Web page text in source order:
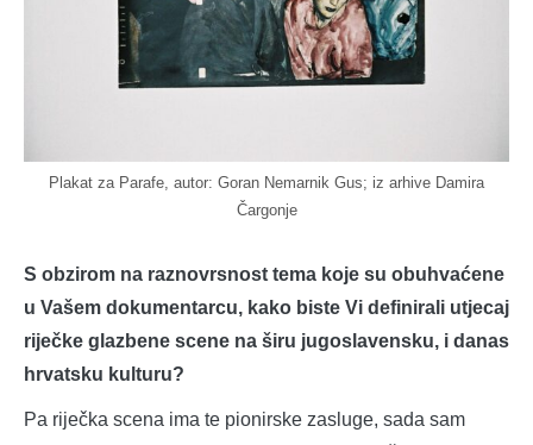
Plakat za Parafe, autor: Goran Nemarnik Gus; iz arhive Damira
Čargonje
S obzirom na raznovrsnost tema koje su obuhvaćene
u Vašem dokumentarcu, kako biste Vi definirali utjecaj
riječke glazbene scene na širu jugoslavensku, i danas
hrvatsku kulturu?
Pa riječka scena ima te pionirske zasluge, sada sam